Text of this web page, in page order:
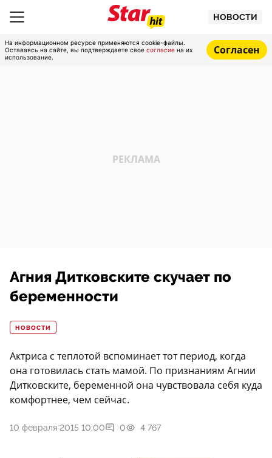
НОВОСТИ
На информационном ресурсе применяются cookie-файлы.
Оставаясь на сайте, вы подтверждаете свое согласие на их
использование.
Согласен
Агния Дитковските скучает по
беременности
НОВОСТИ
Актриса с теплотой вспоминает тот период, когда
она готовилась стать мамой. По признаниям Агнии
Дитковските, беременной она чувствовала себя куда
комфортнее, чем сейчас.
10 февраля 2015 10:00 0 4 767